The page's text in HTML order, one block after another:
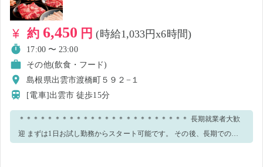
約 6,450 円(時給1,033円x6時間)
17:00 〜 23:00
その他(飲食・フード)
島根県出雲市渡橋町５９２−１
[電車]出雲市徒歩15分
＊＊＊＊＊＊＊＊＊＊＊＊＊＊＊＊＊＊＊＊＊＊＊＊ 長期就業者大歓
迎 まずは1日お試し勤務からスタート可能です。 その後、長期での勤